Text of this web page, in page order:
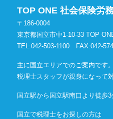
TOP ONE 社会保険労
〒186-0004
東京都国立市中1-10-33 TOP
TEL:042-503-1100
FAX:042-
主に国立エリアでのご案内です。
税理士スタッフが親身になって
国立駅から国立駅南口より徒歩3
国立で税理士をお探しの方は